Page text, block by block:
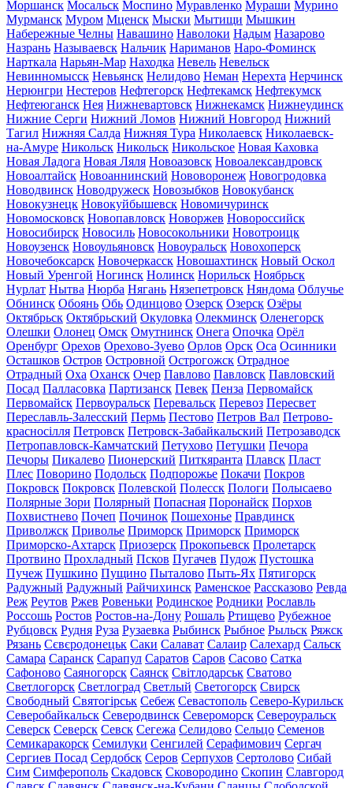
Моршанск Мосальск Моспино Муравленко Мураши Мурино
Мурманск Муром Мценск Мыски Мытищи Мышкин
Набережные Челны Навашино Наволоки Надым Назарово
Назрань Называевск Нальчик Нариманов Наро-Фоминск
Нарткала Нарьян-Мар Находка Невель Невельск
Невинномысск Невьянск Нелидово Неман Нерехта Нерчинск
Нерюнгри Нестеров Нефтегорск Нефтекамск Нефтекумск
Нефтеюганск Нея Нижневартовск Нижнекамск Нижнеудинск
Нижние Серги Нижний Ломов Нижний Новгород Нижний
Тагил Нижняя Салда Нижняя Тура Николаевск Николаевск-
на-Амуре Никольск Никольск Никольское Новая Каховка
Новая Ладога Новая Ляля Новоазовск Новоалександровск
Новоалтайск Новоаннинский Нововоронеж Новогродовка
Новодвинск Новодружеск Новозыбков Новокубанск
Новокузнецк Новокуйбышевск Новомичуринск
Новомосковск Новопавловск Новоржев Новороссийск
Новосибирск Новосиль Новосокольники Новотроицк
Новоузенск Новоульяновск Новоуральск Новохоперск
Новочебоксарск Новочеркасск Новошахтинск Новый Оскол
Новый Уренгой Ногинск Нолинск Норильск Ноябрьск
Нурлат Нытва Нюрба Нягань Нязепетровск Няндома Облучье
Обнинск Обоянь Обь Одинцово Озерск Озерск Озёры
Октябрьск Октябрьский Окуловка Олекминск Оленегорск
Олешки Олонец Омск Омутнинск Онега Опочка Орёл
Оренбург Орехов Орехово-Зуево Орлов Орск Оса Осинники
Осташков Остров Островной Острогожск Отрадное
Отрадный Оха Оханск Очер Павлово Павловск Павловский
Посад Палласовка Партизанск Певек Пенза Первомайск
Первомайск Первоуральск Перевальск Перевоз Пересвет
Переславль-Залесский Пермь Пестово Петров Вал Петрово-
красносілля Петровск Петровск-Забайкальский Петрозаводск
Петропавловск-Камчатский Петухово Петушки Печора
Печоры Пикалево Пионерский Питкяранта Плавск Пласт
Плес Поворино Подольск Подпорожье Покачи Покров
Покровск Покровск Полевской Полесск Пологи Полысаево
Полярные Зори Полярный Попасная Поронайск Порхов
Похвистнево Почеп Починок Пошехонье Правдинск
Приволжск Приволье Приморск Приморск Приморск
Приморско-Ахтарск Приозерск Прокопьевск Пролетарск
Протвино Прохладный Псков Пугачев Пудож Пустошка
Пучеж Пушкино Пущино Пыталово Пыть-Ях Пятигорск
Радужный Радужный Райчихинск Раменское Рассказово Ревда
Реж Реутов Ржев Ровеньки Родинское Родники Рославль
Россошь Ростов Ростов-на-Дону Рошаль Ртищево Рубежное
Рубцовск Рудня Руза Рузаевка Рыбинск Рыбное Рыльск Ряжск
Рязань Сєвєродонецьк Саки Салават Салаир Салехард Сальск
Самара Саранск Сарапул Саратов Саров Сасово Сатка
Сафоново Саяногорск Саянск Світлодарськ Сватово
Светлогорск Светлоград Светлый Светогорск Свирск
Свободный Святогірськ Себеж Севастополь Северо-Курильск
Северобайкальск Северодвинск Североморск Североуральск
Северск Северск Севск Сегежа Селидово Сельцо Семенов
Семикаракорск Семилуки Сенгилей Серафимович Сергач
Сергиев Посад Сердобск Серов Серпухов Сертолово Сибай
Сим Симферополь Скадовск Сковородино Скопин Славгород